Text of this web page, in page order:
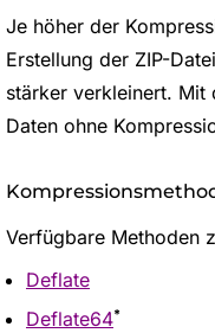
Je höher der
Erstellung der ZIP-
stärker verkleinert. Mit
Daten ohne
Verfügbare Methoden
Deflate
Deflate64*